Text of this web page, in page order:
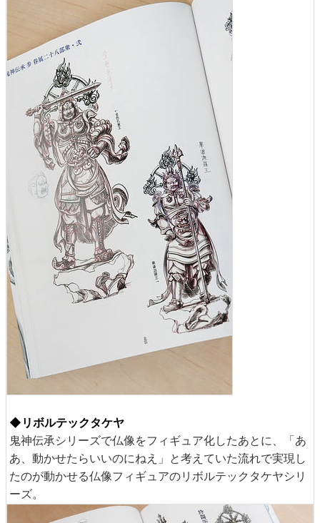
◆リボルテックタケヤ
鬼神伝承シリーズで仏像をフィギュア化したあとに、「あ
あ、動かせたらいいのにねえ」と考えていた流れで実現し
たのが動かせる仏像フィギュアのリボルテックタケヤシリ
ーズ。